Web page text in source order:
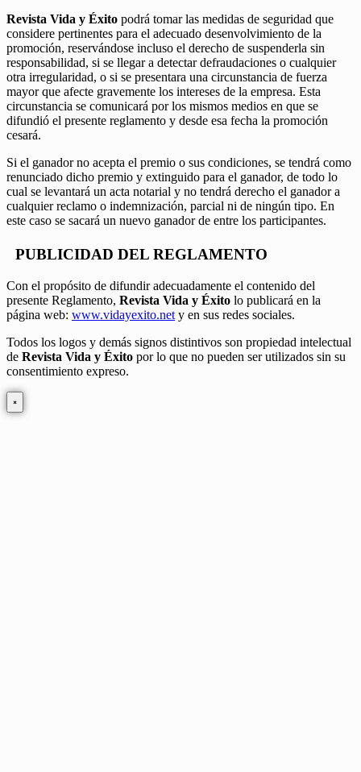
Revista Vida y Éxito podrá tomar las medidas de seguridad que
considere pertinentes para el adecuado desenvolvimiento de la
promoción, reservándose incluso el derecho de suspenderla sin
responsabilidad, si se llegar a detectar defraudaciones o cualquier
otra irregularidad, o si se presentara una circunstancia de fuerza
mayor que afecte gravemente los intereses de la empresa. Esta
circunstancia se comunicará por los mismos medios en que se
difundió el presente reglamento y desde esa fecha la promoción
cesará.
Si el ganador no acepta el premio o sus condiciones, se tendrá como
renunciado dicho premio y extinguido para el ganador, de todo lo
cual se levantará un acta notarial y no tendrá derecho el ganador a
cualquier reclamo o indemnización, parcial ni de ningún tipo. En
este caso se sacará un nuevo ganador de entre los participantes.
PUBLICIDAD DEL REGLAMENTO
Con el propósito de difundir adecuadamente el contenido del
presente Reglamento, Revista Vida y Éxito lo publicará en la
página web: www.vidayexito.net y en sus redes sociales.
Todos los logos y demás signos distintivos son propiedad intelectual
de Revista Vida y Éxito por lo que no pueden ser utilizados sin su
consentimiento expreso.
×